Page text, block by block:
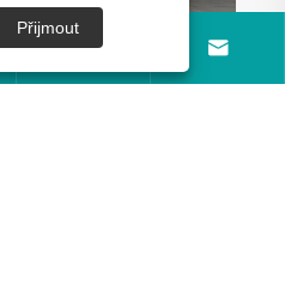
 
Přijmout